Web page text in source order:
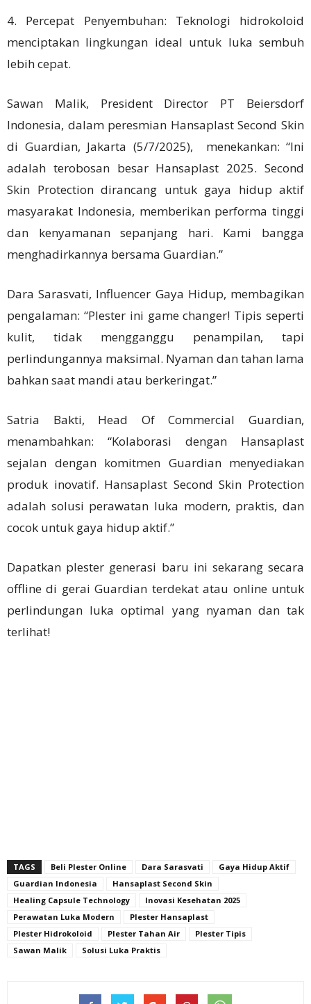
4. Percepat Penyembuhan: Teknologi hidrokoloid
menciptakan lingkungan ideal untuk luka sembuh
lebih cepat.
Sawan Malik, President Director PT Beiersdorf
Indonesia, dalam peresmian Hansaplast Second Skin
di Guardian, Jakarta (5/7/2025), menekankan: “Ini
adalah terobosan besar Hansaplast 2025. Second
Skin Protection dirancang untuk gaya hidup aktif
masyarakat Indonesia, memberikan performa tinggi
dan kenyamanan sepanjang hari. Kami bangga
menghadirkannya bersama Guardian.”
Dara Sarasvati, Influencer Gaya Hidup, membagikan
pengalaman: “Plester ini game changer! Tipis seperti
kulit, tidak mengganggu penampilan, tapi
perlindungannya maksimal. Nyaman dan tahan lama
bahkan saat mandi atau berkeringat.”
Satria Bakti, Head Of Commercial Guardian,
menambahkan: “Kolaborasi dengan Hansaplast
sejalan dengan komitmen Guardian menyediakan
produk inovatif. Hansaplast Second Skin Protection
adalah solusi perawatan luka modern, praktis, dan
cocok untuk gaya hidup aktif.”
Dapatkan plester generasi baru ini sekarang secara
offline di gerai Guardian terdekat atau online untuk
perlindungan luka optimal yang nyaman dan tak
terlihat!
TAGS Beli Plester Online Dara Sarasvati
Gaya Hidup Aktif
Guardian Indonesia
Hansaplast Second Skin
Healing Capsule Technology
Inovasi Kesehatan 2025
Perawatan Luka Modern
Plester Hansaplast
Plester Hidrokoloid
Plester Tahan Air
Plester Tipis
Sawan Malik
Solusi Luka Praktis